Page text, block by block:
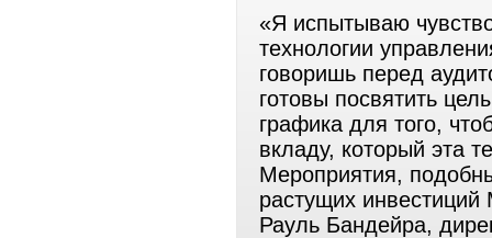
«Я испытываю
технологии
говоришь перед
готовы посвятить
графика для того,
вкладу, который эта
Мероприятия,
растущих
Рауль Бандейра,